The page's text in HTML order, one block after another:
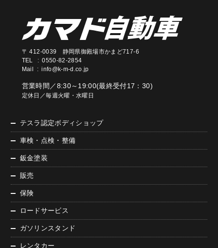
〒 412-0039 静岡県御殿場市かまど717-6
TEL : 0550-82-2854
Mail :info@k-m-d.co.jp
営業時間／8:30～19:00(最終受付17：30)
定休日／毎週火曜・水曜日
テスラ認定ボディショップ
車検・点検・整備
鈑金塗装
販売
保険
ロードサービス
ガソリンスタンド
レンタカー